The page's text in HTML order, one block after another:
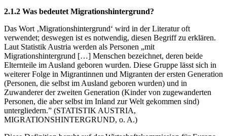
2.1.2 Was bedeutet Migrationshintergrund?
Das Wort ‚Migrationshintergrund‘ wird in der Literatur oft
verwendet; deswegen ist es notwendig, diesen Begriff zu erklären.
Laut Statistik Austria werden als Personen „mit
Migrationshintergrund […] Menschen bezeichnet, deren beide
Elternteile im Ausland geboren wurden. Diese Gruppe lässt sich in
weiterer Folge in Migrantinnen und Migranten der ersten Generation
(Personen, die selbst im Ausland geboren wurden) und in
Zuwanderer der zweiten Generation (Kinder von zugewanderten
Personen, die aber selbst im Inland zur Welt gekommen sind)
untergliedern.” (STATISTIK AUSTRIA,
MIGRATIONSHINTERGRUND, o. A.)